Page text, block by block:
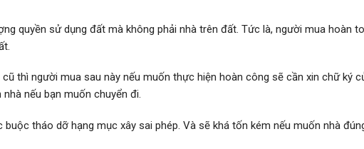
quyền sử dụng đất mà không phải nhà trên đất. Tức là, người mua hoàn
thì người mua sau này nếu muốn thực hiện hoàn công sẽ cần xin chữ ký
nếu bạn muốn chuyển đi.
tháo dỡ hạng mục xây sai phép. Và sẽ khá tốn kém nếu muốn nhà